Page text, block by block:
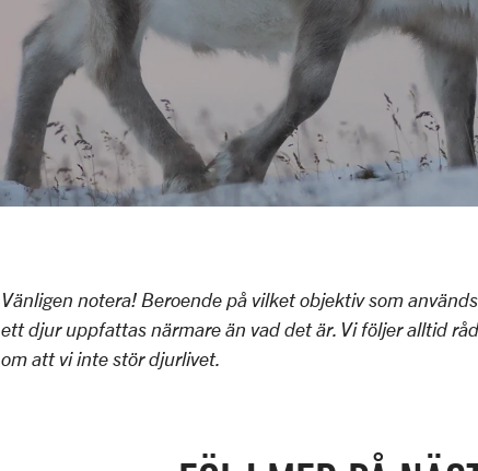
Vänligen notera! Beroende på vilket objektiv som
ett djur uppfattas närmare än vad det är. Vi följer alltid
om att vi inte stör djurlivet.